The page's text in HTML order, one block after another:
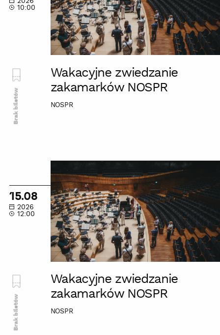
10:00
Wakacyjne zwiedzanie
zakamarków NOSPR
NOSPR
Brak biletów
zwiedzanie
zakamarków
NOSPR
15.08
2026
12:00
Wakacyjne zwiedzanie
zakamarków NOSPR
NOSPR
Brak biletów